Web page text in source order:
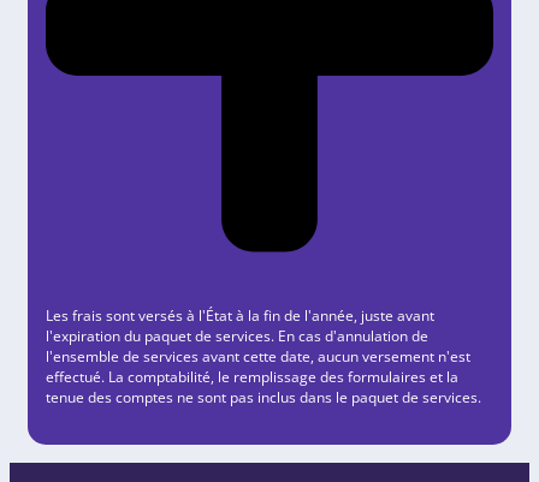
Les frais sont versés à l'État à la fin de l'année, juste avant
l'expiration du paquet de services. En cas d'annulation de
l'ensemble de services avant cette date, aucun versement n'est
effectué. La comptabilité, le remplissage des formulaires et la
tenue des comptes ne sont pas inclus dans le paquet de services.